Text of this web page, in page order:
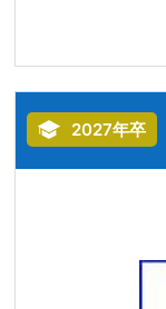
2027年卒